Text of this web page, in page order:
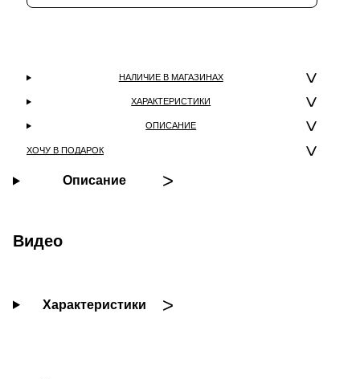
НАЛИЧИЕ В МАГАЗИНАХ
ХАРАКТЕРИСТИКИ
ОПИСАНИЕ
ХОЧУ В ПОДАРОК
Описание
Видео
Характеристики